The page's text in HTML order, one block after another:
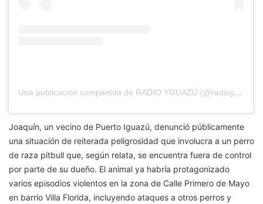
Una publicación compartida de RADIO YGUAZÚ (@radioyguazu)
Joaquín, un vecino de Puerto Iguazú, denunció públicamente
una situación de reiterada peligrosidad que involucra a un perro
de raza pitbull que, según relata, se encuentra fuera de control
por parte de su dueño. El animal ya habría protagonizado
varios episodios violentos en la zona de Calle Primero de Mayo
en barrio Villa Florida, incluyendo ataques a otros perros y